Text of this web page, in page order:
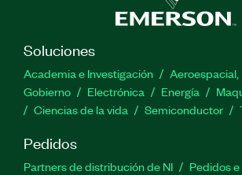
Soluciones
Academia e Investigación
Aeroespacial,
Gobierno
Electrónica Energía
Ciencias de la vida
Semiconductor
Pedidos
Partners de distribución de NI
Pedidos